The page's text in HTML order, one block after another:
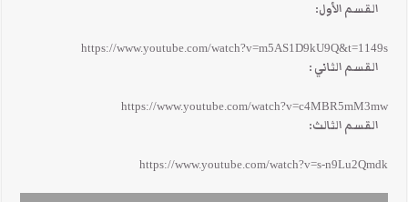
القسم الأول:
https://www.youtube.com/watch?v=m5AS1D9kU9Q&t=1149s
القسم الثاني :
https://www.youtube.com/watch?v=c4MBR5mM3mw
القسم الثالث:
https://www.youtube.com/watch?v=s-n9Lu2Qmdk